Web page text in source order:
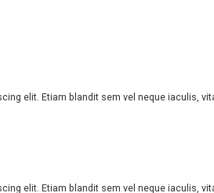
elit. Etiam blandit sem vel neque iaculis,
elit. Etiam blandit sem vel neque iaculis,